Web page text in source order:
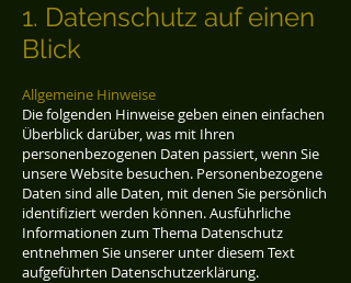
1. Datenschutz auf einen
Blick
Allgemeine Hinweise
Die folgenden Hinweise geben einen einfachen
Überblick darüber, was mit Ihren
personenbezogenen Daten passiert, wenn Sie
unsere Website besuchen. Personenbezogene
Daten sind alle Daten, mit denen Sie persönlich
identifiziert werden können. Ausführliche
Informationen zum Thema Datenschutz
entnehmen Sie unserer unter diesem Text
aufgeführten Datenschutzerklärung.